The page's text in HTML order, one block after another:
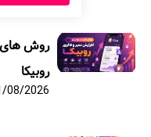
روش های
روبیکا
08/2026